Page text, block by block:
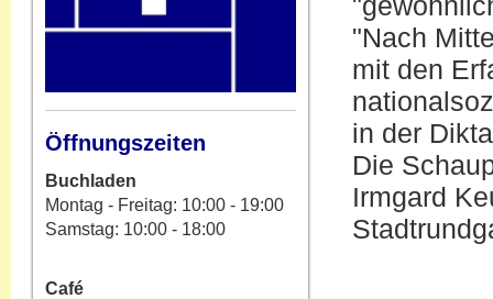
Öffnungszeiten
Buchladen
Montag - Freitag: 10:00 - 19:00
Samstag: 10:00 - 18:00
Café
"Nach
mit den
in der
Die
Irmgard